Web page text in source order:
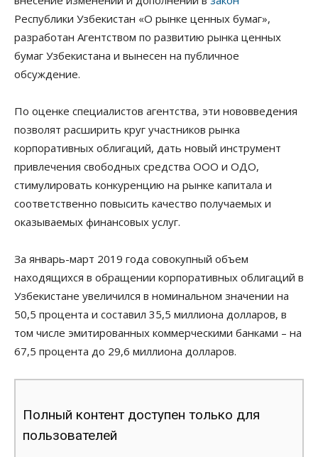
Республики Узбекистан «О рынке ценных бумаг»,
разработан Агентством по развитию рынка ценных
бумаг Узбекистана и вынесен на публичное
обсуждение.
По оценке специалистов агентства, эти нововведения
позволят расширить круг участников рынка
корпоративных облигаций, дать новый инструмент
привлечения свободных средства ООО и ОДО,
стимулировать конкуренцию на рынке капитала и
соответственно повысить качество получаемых и
оказываемых финансовых услуг.
За январь-март 2019 года совокупный объем
находящихся в обращении корпоративных облигаций в
Узбекистане увеличился в номинальном значении на
50,5 процента и составил 35,5 миллиона долларов, в
том числе эмитированных коммерческими банками – на
67,5 процента до 29,6 миллиона долларов.
Полный контент доступен только для
пользователей